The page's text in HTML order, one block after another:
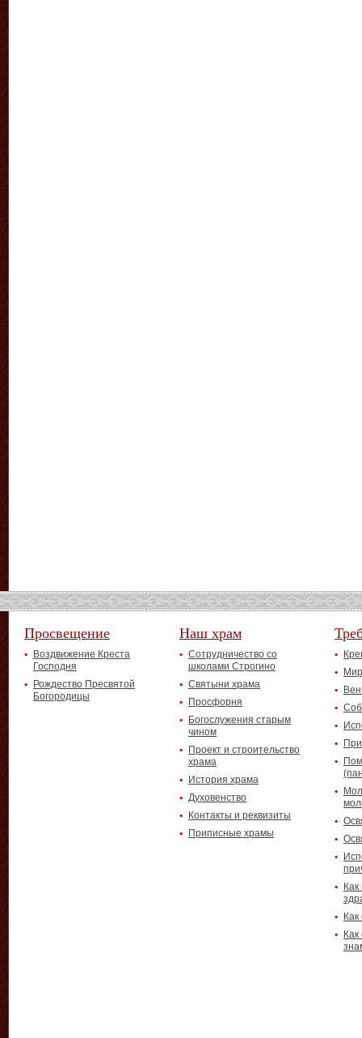
Просвещение
Воздвижение Креста
Господня
Рождество Пресвятой
Богородицы
Наш храм
Сотрудничество со
школами Строгино
Святыни храма
Просфорня
Богослужения старым
чином
Проект и строительство
храма
История храма
Духовенство
Контакты и реквизиты
Приписные храмы
Как
Как